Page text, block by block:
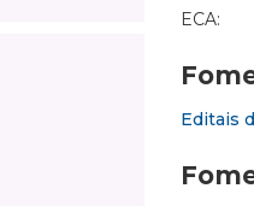
ECA:
Editais